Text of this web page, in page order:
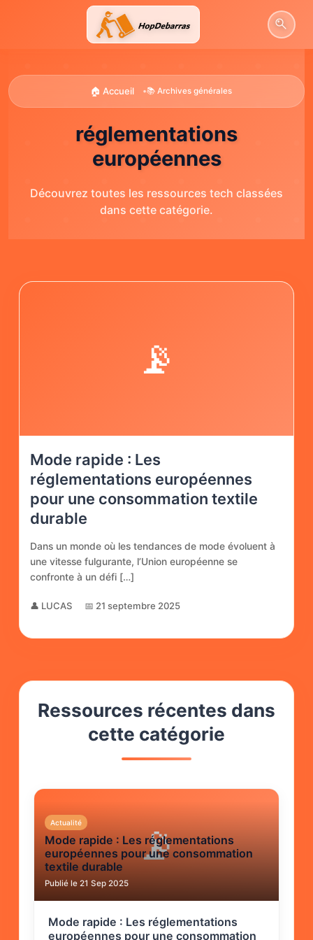
🏠 Accueil •📚 Archives générales
réglementations
européennes
Découvrez toutes les ressources tech classées
dans cette catégorie.
📡
Mode rapide : Les
réglementations européennes
pour une consommation textile
durable
Dans un monde où les tendances de mode évoluent à
une vitesse fulgurante, l’Union européenne se
confronte à un défi […]
👤 LUCAS 📅 21 septembre 2025
Ressources récentes dans
cette catégorie
📡
Actualité
Mode rapide : Les réglementations
européennes pour une consommation
textile durable
Publié le 21 Sep 2025
Mode rapide : Les réglementations
européennes pour une consommation